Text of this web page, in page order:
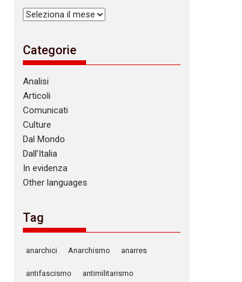
Archivi
Categorie
Analisi
Articoli
Comunicati
Culture
Dal Mondo
Dall’Italia
In evidenza
Other languages
Tag
anarchici Anarchismo anarres
antifascismo antimilitarismo